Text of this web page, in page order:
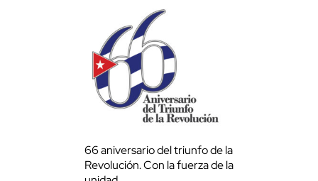
66 aniversario del triunfo de la
Revolución. Con la fuerza de la